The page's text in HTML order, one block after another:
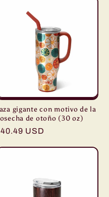
gigante con motivo de la
de otoño (30 oz)
USD